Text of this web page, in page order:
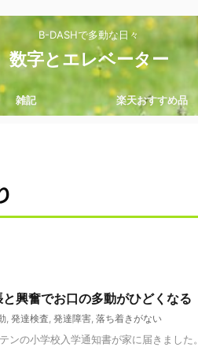
B-DASHで多動な日々
数字とエレベーター
雑記 楽天おすすめ品
興奮でお口の多動がひどくなる
, 発達検査, 発達障害, 落ち着きがない
ンの小学校入学通知書が家に届きました。